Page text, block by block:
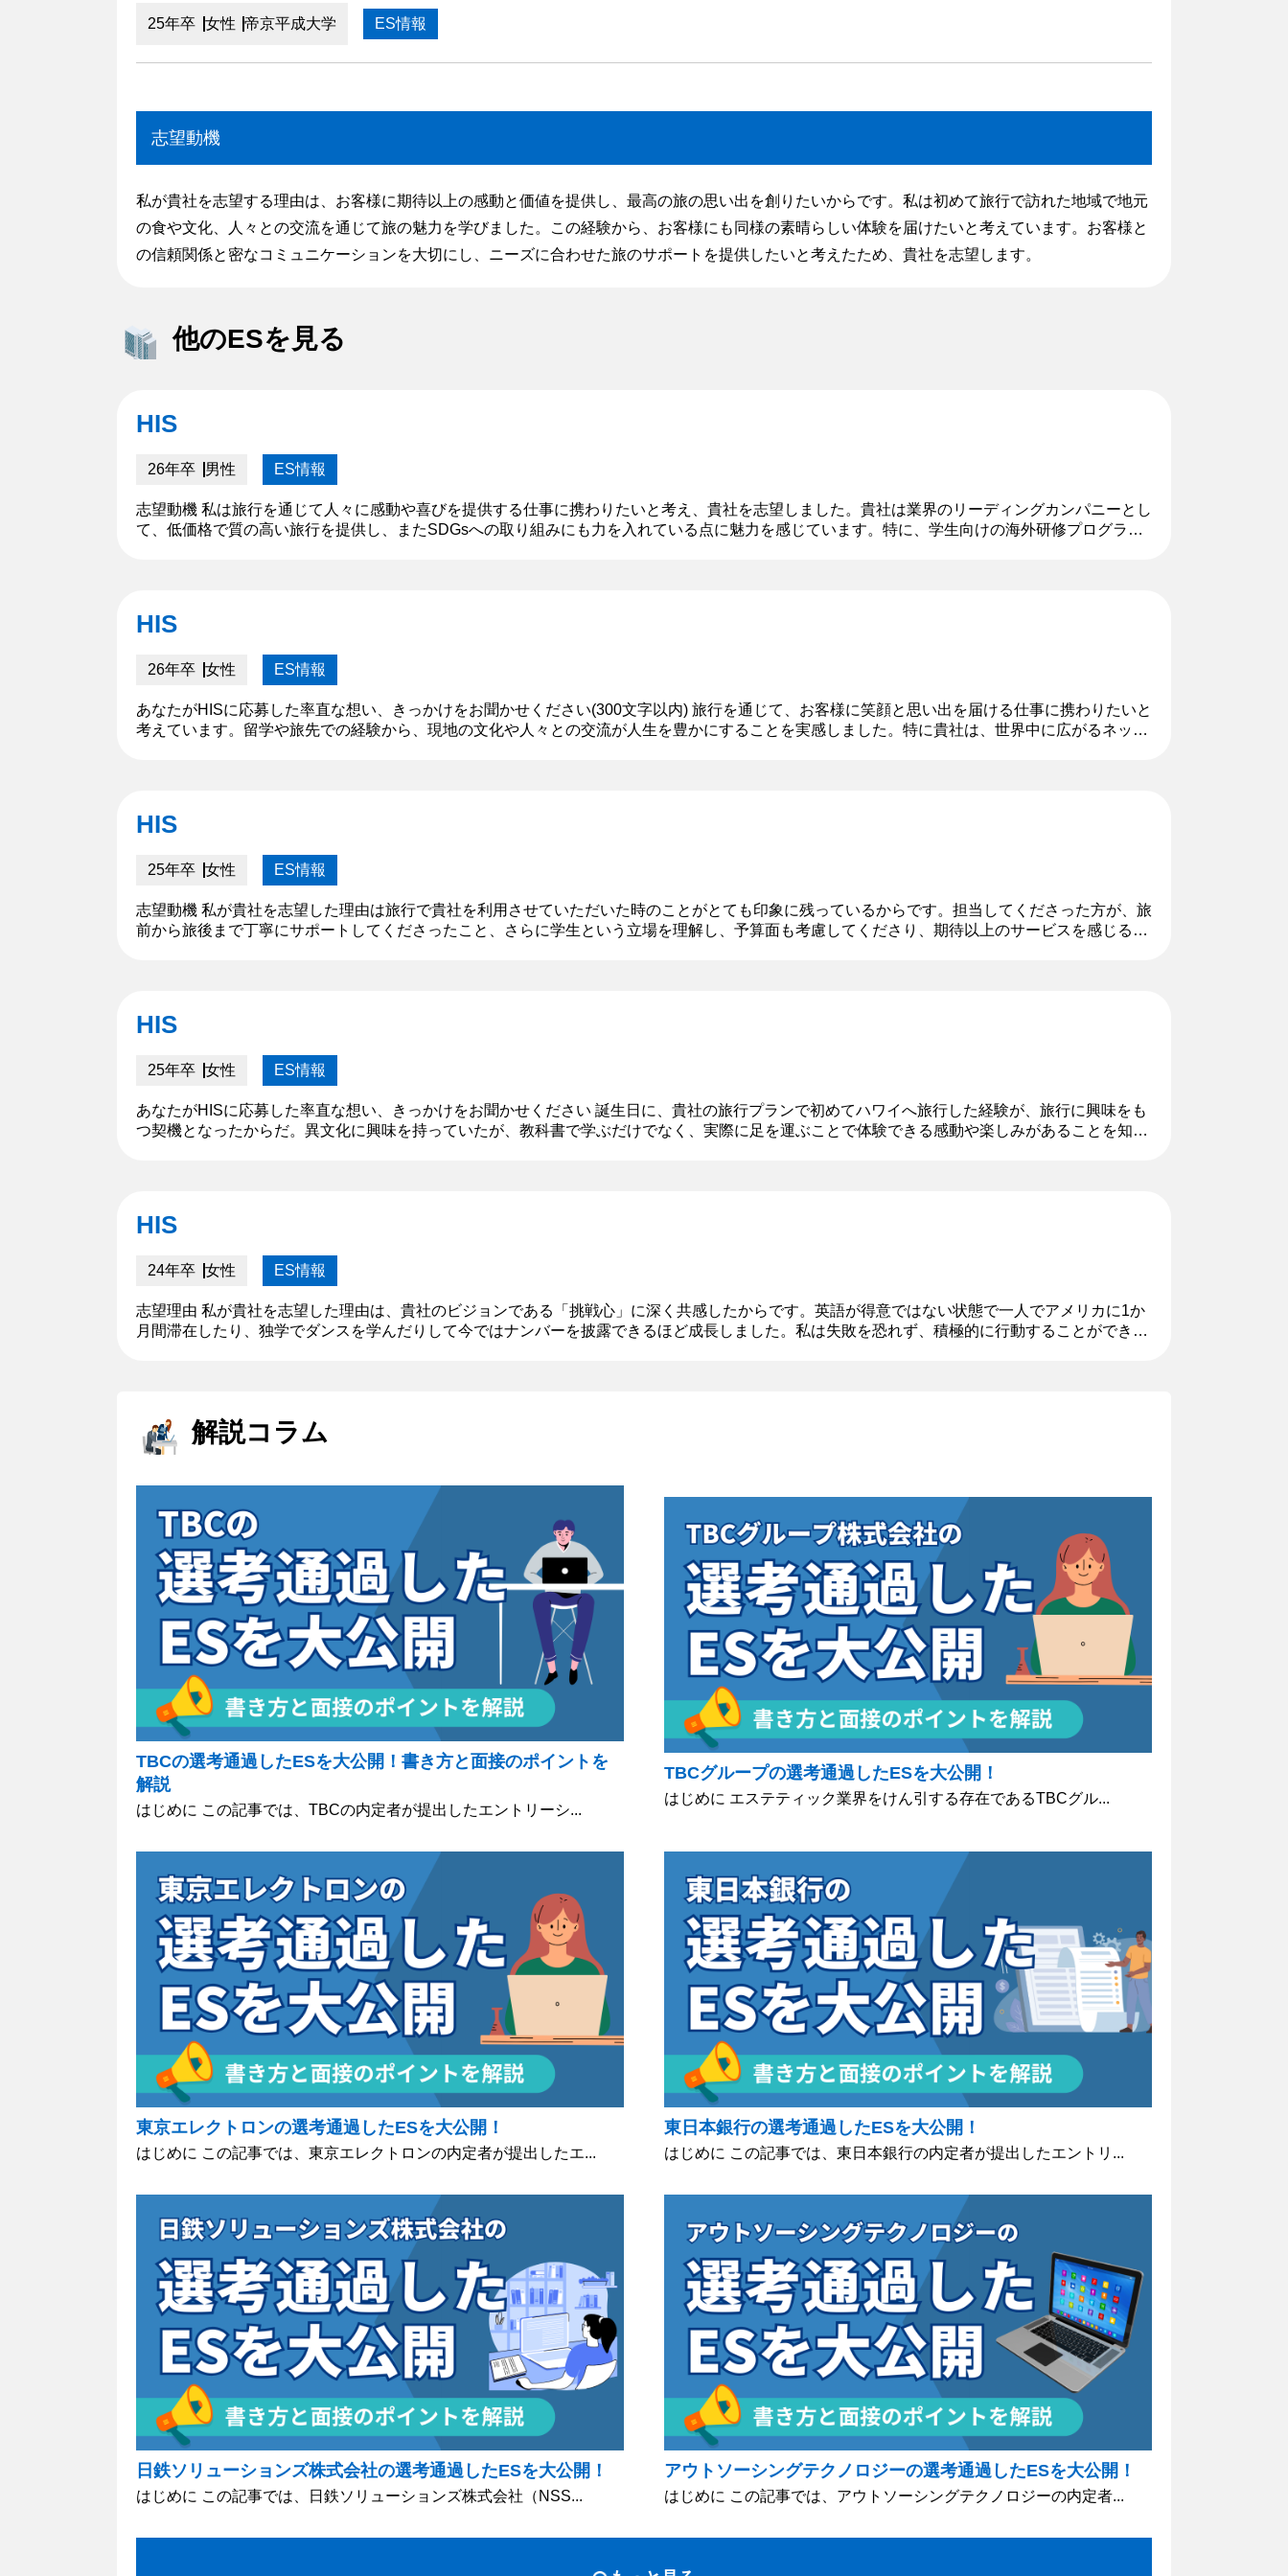
25年卒 女性 帝京平成大学 ES情報
志望動機
私が貴社を志望する理由は、お客様に期待以上の感動と価値を提供し、最高の旅の思い出を創りたいからです。私は初めて旅行で訪れた地域で地元
の食や文化、人々との交流を通じて旅の魅力を学びました。この経験から、お客様にも同様の素晴らしい体験を届けたいと考えています。お客様と
の信頼関係と密なコミュニケーションを大切にし、ニーズに合わせた旅のサポートを提供したいと考えたため、貴社を志望します。
他のESを見る
HIS
26年卒 男性 ES情報
志望動機 私は旅行を通じて人々に感動や喜びを提供する仕事に携わりたいと考え、貴社を志望しました。貴社は業界のリーディングカンパニーとし
て、低価格で質の高い旅行を提供し、またSDGsへの取り組みにも力を入れている点に魅力を感じています。特に、学生向けの海外研修プログラム
HIS
26年卒 女性 ES情報
あなたがHISに応募した率直な想い、きっかけをお聞かせください(300文字以内) 旅行を通じて、お客様に笑顔と思い出を届ける仕事に携わりたいと
考えています。留学や旅先での経験から、現地の文化や人々との交流が人生を豊かにすることを実感しました。特に貴社は、世界中に広がるネット
HIS
25年卒 女性 ES情報
志望動機 私が貴社を志望した理由は旅行で貴社を利用させていただいた時のことがとても印象に残っているからです。担当してくださった方が、旅
前から旅後まで丁寧にサポートしてくださったこと、さらに学生という立場を理解し、予算面も考慮してくださり、期待以上のサービスを感じるこ
HIS
25年卒 女性 ES情報
あなたがHISに応募した率直な想い、きっかけをお聞かせください 誕生日に、貴社の旅行プランで初めてハワイへ旅行した経験が、旅行に興味をも
つ契機となったからだ。異文化に興味を持っていたが、教科書で学ぶだけでなく、実際に足を運ぶことで体験できる感動や楽しみがあることを知っ
HIS
24年卒 女性 ES情報
志望理由 私が貴社を志望した理由は、貴社のビジョンである「挑戦心」に深く共感したからです。英語が得意ではない状態で一人でアメリカに1か
月間滞在したり、独学でダンスを学んだりして今ではナンバーを披露できるほど成長しました。私は失敗を恐れず、積極的に行動することができま
解説コラム
TBCの選考通過したESを大公開！書き方と面接のポイントを
解説
はじめに この記事では、TBCの内定者が提出したエントリーシ...
TBCグループの選考通過したESを大公開！
はじめに エステティック業界をけん引する存在であるTBCグル...
東京エレクトロンの選考通過したESを大公開！
はじめに この記事では、東京エレクトロンの内定者が提出したエ...
東日本銀行の選考通過したESを大公開！
はじめに この記事では、東日本銀行の内定者が提出したエントリ...
日鉄ソリューションズ株式会社の選考通過したESを大公開！
はじめに この記事では、日鉄ソリューションズ株式会社（NSS...
アウトソーシングテクノロジーの選考通過したESを大公開！
はじめに この記事では、アウトソーシングテクノロジーの内定者...